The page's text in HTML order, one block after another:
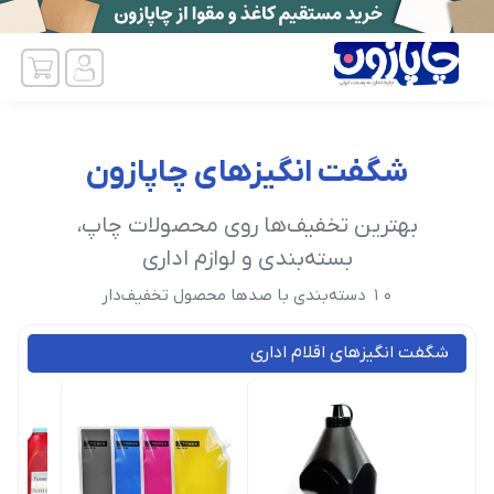
شگفت انگیزهای چاپازون
بهترین تخفیف‌ها روی محصولات چاپ،
بسته‌بندی و لوازم اداری
10 دسته‌بندی با صدها محصول تخفیف‌دار
شگفت انگیزهای اقلام اداری